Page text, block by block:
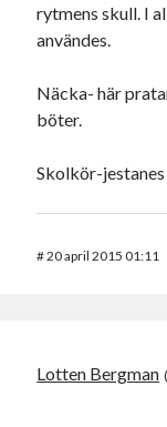
rytmens skull. I
användes.
Näcka- här
böter.
Skolkör-
#20 april 2015 01:11
Lotten Bergman